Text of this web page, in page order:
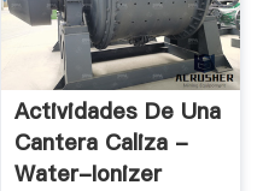
Actividades De Una
Cantera Caliza -
Water-Ionizer